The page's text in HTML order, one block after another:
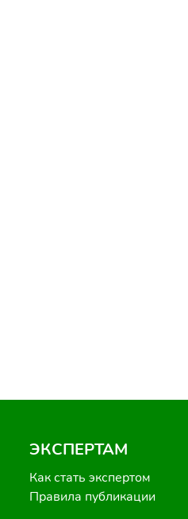
ЭКСПЕРТАМ
Как стать экспертом
Правила публикации